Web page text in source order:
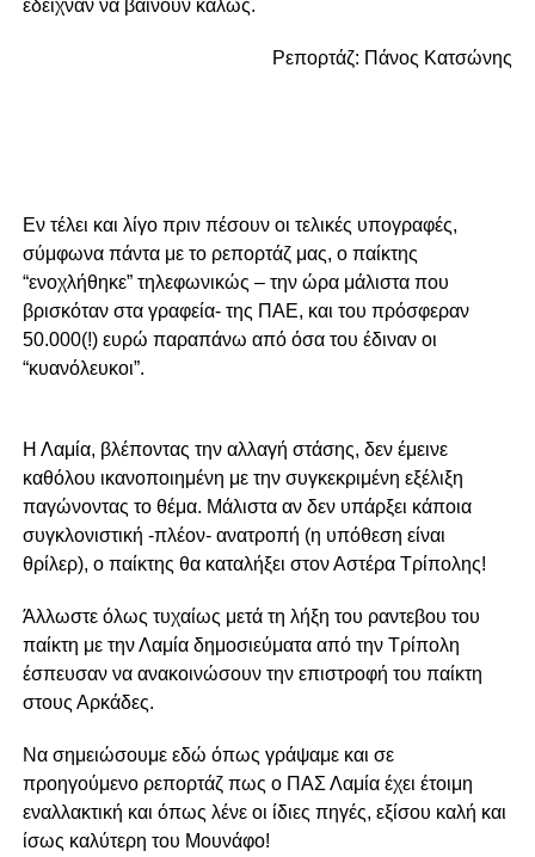
έδειχναν να βαίνουν καλώς.
Ρεπορτάζ: Πάνος Κατσώνης
Εν τέλει και λίγο πριν πέσουν οι τελικές υπογραφές,
σύμφωνα πάντα με το ρεπορτάζ μας, ο παίκτης
“ενοχλήθηκε” τηλεφωνικώς – την ώρα μάλιστα που
βρισκόταν στα γραφεία- της ΠΑΕ, και του πρόσφεραν
50.000(!) ευρώ παραπάνω από όσα του έδιναν οι
“κυανόλευκοι”.
Η Λαμία, βλέποντας την αλλαγή στάσης, δεν έμεινε
καθόλου ικανοποιημένη με την συγκεκριμένη εξέλιξη
παγώνοντας το θέμα. Μάλιστα αν δεν υπάρξει κάποια
συγκλονιστική -πλέον- ανατροπή (η υπόθεση είναι
θρίλερ), ο παίκτης θα καταλήξει στον Αστέρα Τρίπολης!
Άλλωστε όλως τυχαίως μετά τη λήξη του ραντεβου του
παίκτη με την Λαμία δημοσιεύματα από την Τρίπολη
έσπευσαν να ανακοινώσουν την επιστροφή του παίκτη
στους Αρκάδες.
Να σημειώσουμε εδώ όπως γράψαμε και σε
προηγούμενο ρεπορτάζ πως ο ΠΑΣ Λαμία έχει έτοιμη
εναλλακτική και όπως λένε οι ίδιες πηγές, εξίσου καλή και
ίσως καλύτερη του Μουνάφο!